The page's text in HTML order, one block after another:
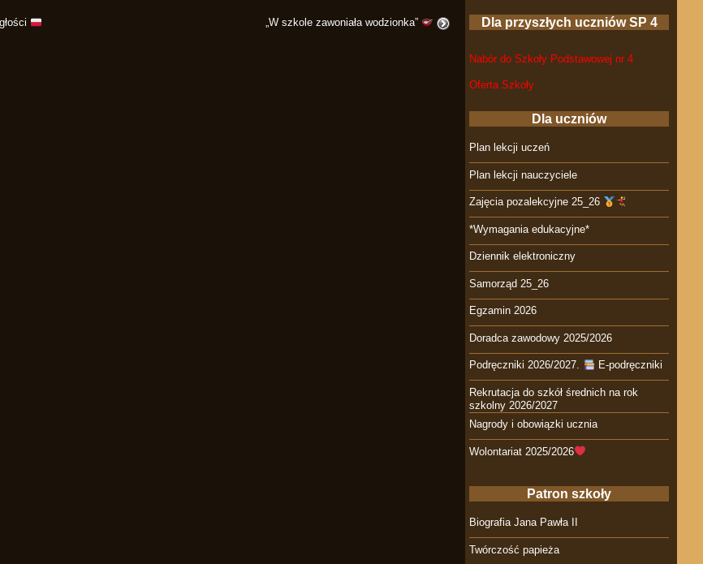
„W szkole zawoniała wodzionka” Dla przyszłych uczniów SP 4
Nabór do Szkoły Podstawowej nr 4
Oferta Szkoły
Dla uczniów
Plan lekcji uczeń
Plan lekcji nauczyciele
Zajęcia pozalekcyjne 25_26
*Wymagania edukacyjne*
Dziennik elektroniczny
Samorząd 25_26
Egzamin 2026
Doradca zawodowy 2025/2026
Podręczniki 2026/2027. E-podręczniki
Rekrutacja do szkół średnich na rok
szkolny 2026/2027
Nagrody i obowiązki ucznia
Wolontariat 2025/2026
Patron szkoły
Biografia Jana Pawła II
Twórczość papieża